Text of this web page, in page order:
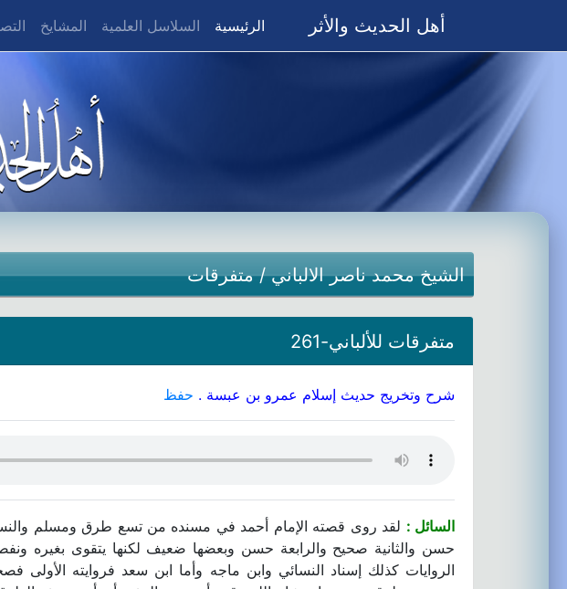
أهل الحديث والأثر الرئيسية السلاسل العلمية المشايخ
الشيخ محمد ناصر الالباني/متفرقات
متفرقات للألباني-261
شرح وتخريج حديث إسلام عمرو بن عبسة . حفظ
السائل : لقد روى قصته الإمام أحمد في مسنده من تسع طرق ومسلم
حسن والثانية صحيح والرابعة حسن وبعضها ضعيف لكنها يتقوى بغيره
الروايات كذلك إسناد النسائي وابن ماجه وأما ابن سعد فروايته